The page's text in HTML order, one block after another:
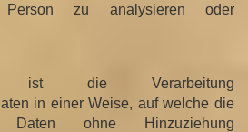
Person zu analysieren oder
ist die Verarbeitung
in einer Weise, auf welche die
Daten ohne Hinzuziehung